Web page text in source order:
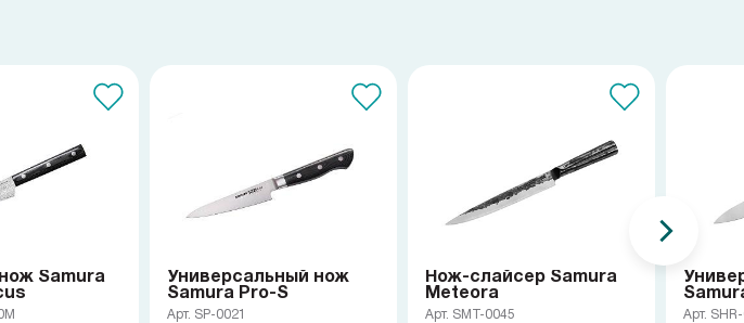
Samura
Универсальный нож
Samura Pro-S
Арт. SP-0021
Нож-слайсер Samura
Meteora
Арт. SMT-0045 Арт.